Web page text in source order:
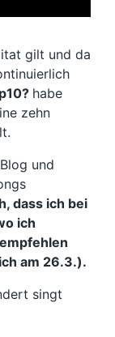
gilt und da
habe
zehn
und
dass ich bei
ich
am 26.3.).
singt